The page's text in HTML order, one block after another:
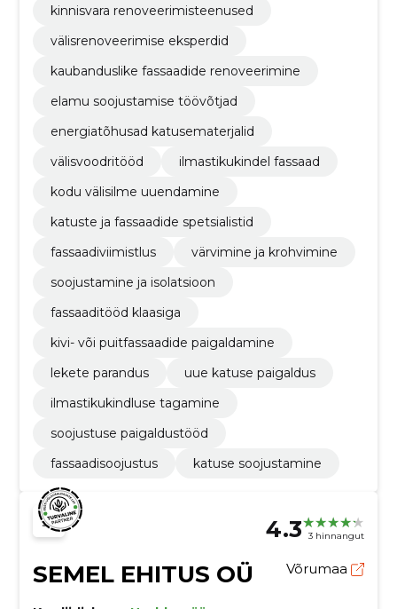
kinnisvara renoveerimisteenused
välisrenoveerimise eksperdid
kaubanduslike fassaadide renoveerimine
elamu soojustamise töövõtjad
energiatõhusad katusematerjalid
välisvoodritööd
ilmastikukindel fassaad
kodu välisilme uuendamine
katuste ja fassaadide spetsialistid
fassaadiviimistlus
värvimine ja krohvimine
soojustamine ja isolatsioon
fassaaditööd klaasiga
kivi- või puitfassaadide paigaldamine
lekete parandus
uue katuse paigaldus
ilmastikukindluse tagamine
soojustuse paigaldustööd
fassaadisoojustus
katuse soojustamine
4.3 3 hinnangut
SEMEL EHITUS OÜ Võrumaa